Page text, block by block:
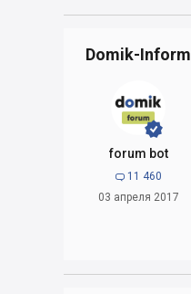
Domik-Inform


forum bot
 11 460
03 апреля 2017